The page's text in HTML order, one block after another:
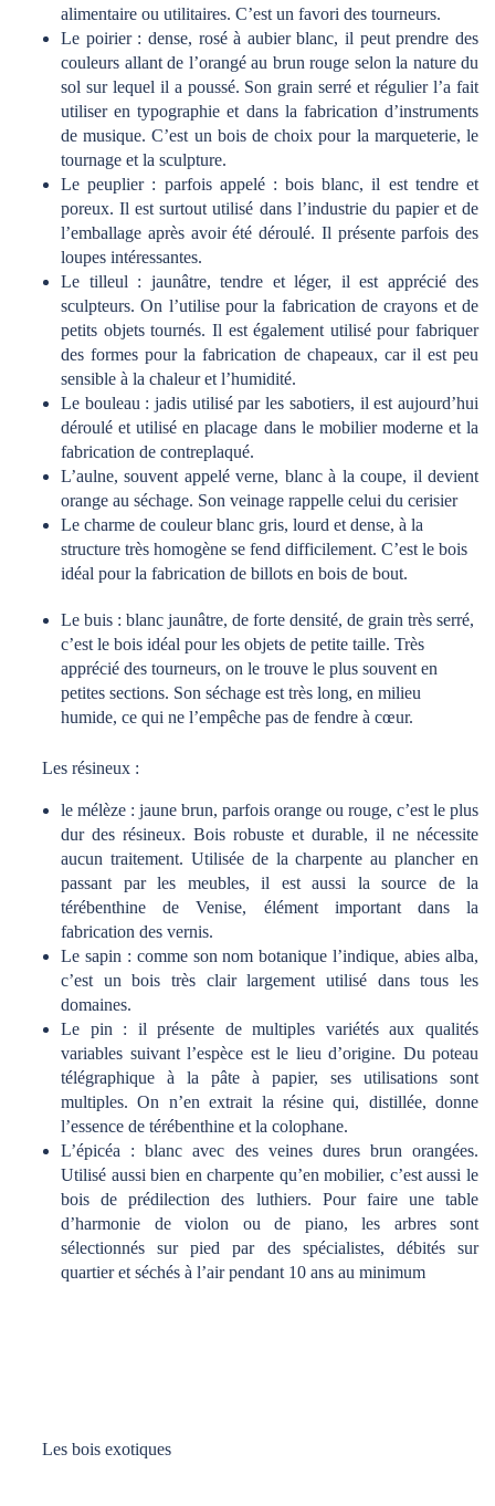
alimentaire ou utilitaires. C’est un favori des tourneurs.
Le poirier : dense, rosé à aubier blanc, il peut prendre des
couleurs allant de l’orangé au brun rouge selon la nature du
sol sur lequel il a poussé. Son grain serré et régulier l’a fait
utiliser en typographie et dans la fabrication d’instruments
de musique. C’est un bois de choix pour la marqueterie, le
tournage et la sculpture.
Le peuplier : parfois appelé : bois blanc, il est tendre et
poreux. Il est surtout utilisé dans l’industrie du papier et de
l’emballage après avoir été déroulé. Il présente parfois des
loupes intéressantes.
Le tilleul : jaunâtre, tendre et léger, il est apprécié des
sculpteurs. On l’utilise pour la fabrication de crayons et de
petits objets tournés. Il est également utilisé pour fabriquer
des formes pour la fabrication de chapeaux, car il est peu
sensible à la chaleur et l’humidité.
Le bouleau : jadis utilisé par les sabotiers, il est aujourd’hui
déroulé et utilisé en placage dans le mobilier moderne et la
fabrication de contreplaqué.
L’aulne, souvent appelé verne, blanc à la coupe, il devient
orange au séchage. Son veinage rappelle celui du cerisier
Le charme de couleur blanc gris, lourd et dense, à la
structure très homogène se fend difficilement. C’est le bois
idéal pour la fabrication de billots en bois de bout.
Le buis : blanc jaunâtre, de forte densité, de grain très serré,
c’est le bois idéal pour les objets de petite taille. Très
apprécié des tourneurs, on le trouve le plus souvent en
petites sections. Son séchage est très long, en milieu
humide, ce qui ne l’empêche pas de fendre à cœur.
Les résineux :
le mélèze : jaune brun, parfois orange ou rouge, c’est le plus
dur des résineux. Bois robuste et durable, il ne nécessite
aucun traitement. Utilisée de la charpente au plancher en
passant par les meubles, il est aussi la source de la
térébenthine de Venise, élément important dans la
fabrication des vernis.
Le sapin : comme son nom botanique l’indique, abies alba,
c’est un bois très clair largement utilisé dans tous les
domaines.
Le pin : il présente de multiples variétés aux qualités
variables suivant l’espèce est le lieu d’origine. Du poteau
télégraphique à la pâte à papier, ses utilisations sont
multiples. On n’en extrait la résine qui, distillée, donne
l’essence de térébenthine et la colophane.
L’épicéa : blanc avec des veines dures brun orangées.
Utilisé aussi bien en charpente qu’en mobilier, c’est aussi le
bois de prédilection des luthiers. Pour faire une table
d’harmonie de violon ou de piano, les arbres sont
sélectionnés sur pied par des spécialistes, débités sur
quartier et séchés à l’air pendant 10 ans au minimum
Les bois exotiques